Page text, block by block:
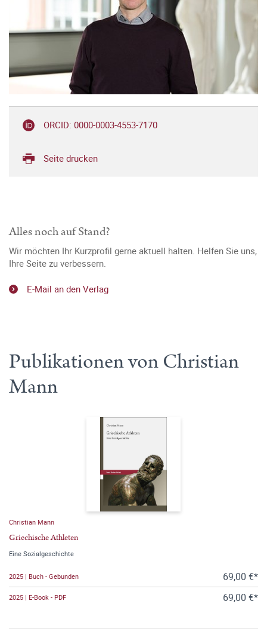
ORCID: 0000-0003-4553-7170
Seite drucken
Alles noch auf Stand?
Wir möchten Ihr Kurzprofil gerne aktuell halten. Helfen Sie uns,
Ihre Seite zu verbessern.
E-Mail an den Verlag
Publikationen von Christian
Mann
Christian Mann
Griechische Athleten
Eine Sozialgeschichte
2025 | Buch - Gebunden 69,00 €*
2025 | E-Book - PDF 69,00 €*